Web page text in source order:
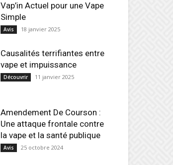
Vap’in Actuel pour une Vape
Simple
Avis 18 janvier 2025
Causalités terrifiantes entre
vape et impuissance
Découvrir 11 janvier 2025
Amendement De Courson :
Une attaque frontale contre
la vape et la santé publique
Avis 25 octobre 2024